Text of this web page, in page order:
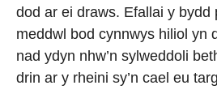
dod ar ei draws. Efallai y bydd
meddwl bod cynnwys hiliol yn
nad ydyn nhw’n sylweddoli
drin ar y rheini sy’n cael eu